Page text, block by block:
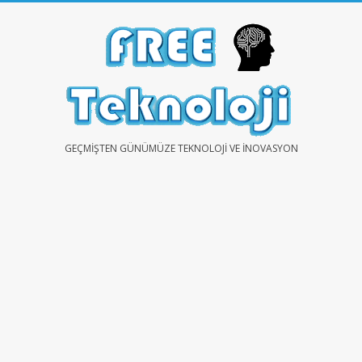
FREEGEÇMIŞTEN GÜNÜMÜZE TEKNOLOJI VE İNOVASYON